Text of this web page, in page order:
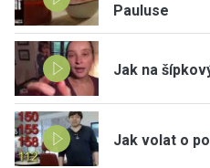
Pauluse
Jak na
Jak volat o